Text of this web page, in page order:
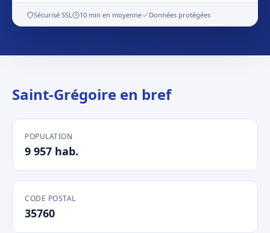
Sécurisé SSL 10 min en moyenne Données protégées
Saint-Grégoire en bref
POPULATION
9 957 hab.
CODE POSTAL
35760